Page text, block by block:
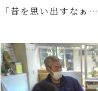
「昔を思い出すなぁ